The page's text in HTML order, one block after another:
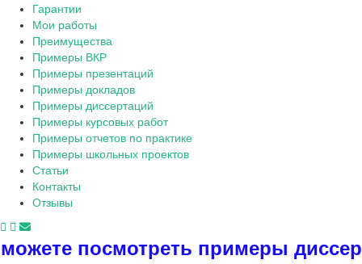
Гарантии
Мои работы
Преимущества
Примеры ВКР
Примеры презентаций
Примеры докладов
Примеры диссертаций
Примеры курсовых работ
Примеры отчетов по практике
Примеры школьных проектов
Статьи
Контакты
Отзывы
примеры диссертаций,